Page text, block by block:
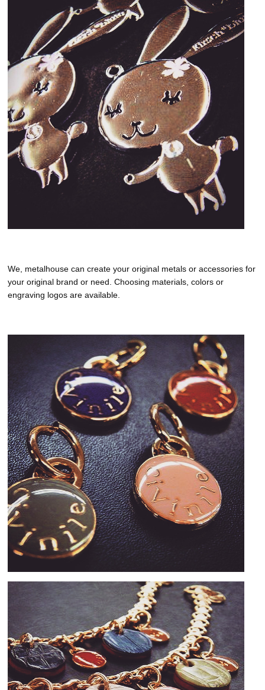
We, metalhouse can create your original metals or accessories for
your original brand or need. Choosing materials, colors or
engraving logos are available.